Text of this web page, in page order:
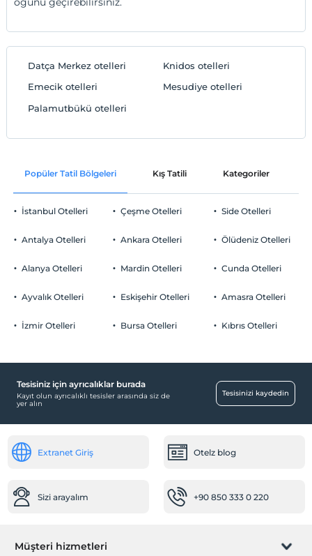
Datça Merkez otelleri
Emecik otelleri
Knidos otelleri
Mesudiye otelleri
Palamutbükü otelleri
Popüler Tatil Bölgeleri Kış Tatili Kategoriler
İstanbul Otelleri
Antalya Otelleri
Alanya Otelleri
Ayvalık Otelleri
İzmir Otelleri
Çeşme Otelleri
Ankara Otelleri
Mardin Otelleri
Eskişehir Otelleri
Bursa Otelleri
Side Otelleri
Ölüdeniz Otelleri
Cunda Otelleri
Amasra Otelleri
Kıbrıs Otelleri
Tesisiniz için ayrıcalıklar burada
Kayıt olun ayrıcalıklı tesisler arasında siz de
yer alın
Tesisinizi kaydedin
Extranet Giriş Otelz blog
Sizi arayalım +90 850 333 0 220
Müşteri hizmetleri